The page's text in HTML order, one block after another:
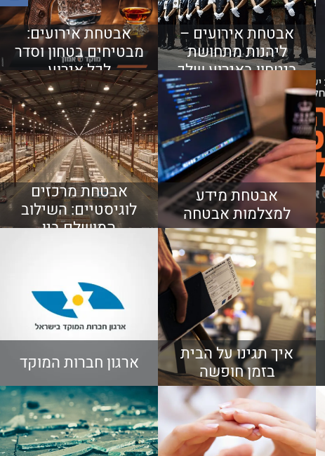
אבטחת אירועים –
ליהנות מתחושת
ביטחון באירוע שלך
אבטחת אירועים:
מבטיחים בטחון וסדר
לכל אירוע
אבטחת מידע
למצלמות אבטחה
אבטחת מרכזים
לוגיסטיים: השילוב
המושלם בין
איך תגינו על הבית
בזמן חופשה
ארגון חברות המוקד